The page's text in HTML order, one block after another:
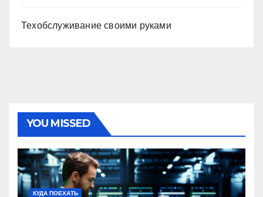
Техобслуживание своими руками
YOU MISSED
КУДА ПОЕХАТЬ